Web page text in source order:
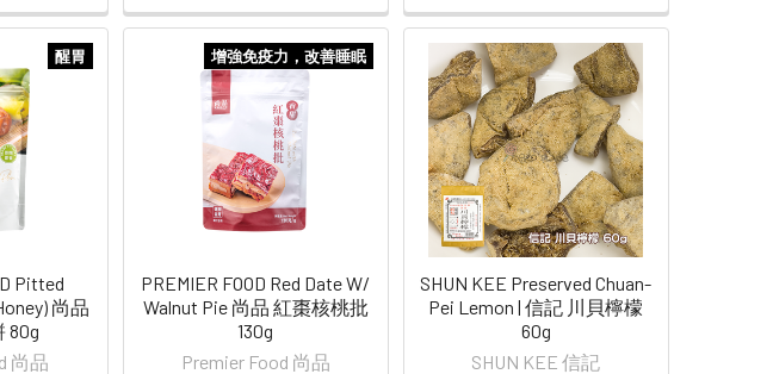
醒胃
Pitted
尚品
80g
尚品
增強免疫力，改善睡眠
PREMIER FOOD Red Date W/
Walnut Pie 尚品 紅棗核桃批
130g
Premier Food 尚品
SHUN KEE Preserved Chuan-
Pei Lemon | 信記 川貝檸檬
60g
SHUN KEE 信記